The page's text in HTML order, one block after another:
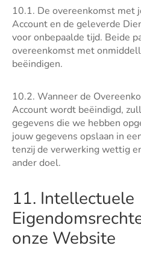
10.1. De overeenkomst met
Account en de geleverde
voor onbepaalde tijd. Beide
overeenkomst met
beëindigen.
10.2. Wanneer de
Account wordt beëindigd,
gegevens die we hebben
jouw gegevens opslaan in
tenzij de verwerking wettig
ander doel.
11. Intellectuele
onze Website